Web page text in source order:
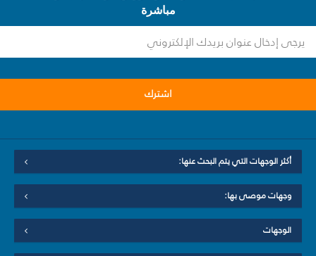
مباشرة
اشترك
أكثر الوجهات التي يتم البحث عنها:
وجهات موصى بها:
الوجهات